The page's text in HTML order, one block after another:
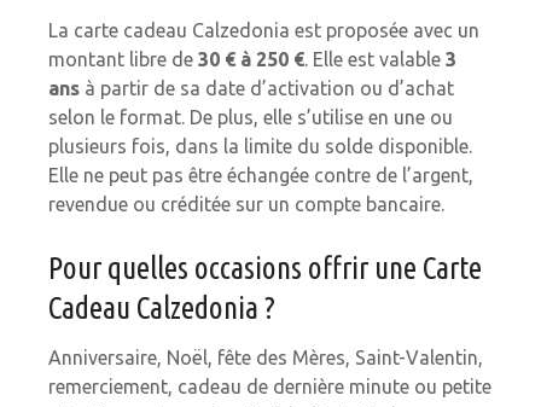
La carte cadeau Calzedonia est proposée avec un
montant libre de 30 € à 250 €. Elle est valable 3
ans à partir de sa date d’activation ou d’achat
selon le format. De plus, elle s’utilise en une ou
plusieurs fois, dans la limite du solde disponible.
Elle ne peut pas être échangée contre de l’argent,
revendue ou créditée sur un compte bancaire.
Pour quelles occasions offrir une Carte
Cadeau Calzedonia ?
Anniversaire, Noël, fête des Mères, Saint-Valentin,
remerciement, cadeau de dernière minute ou petite